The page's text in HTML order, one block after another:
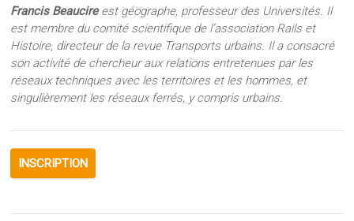
Francis Beaucireest géographe, professeur des Universités. Il
est membre du comité scientifique de l’association Rails et
Histoire, directeur de la revue Transports urbains. Il a consacré
son activité de chercheur aux relations entretenues par les
réseaux techniques avec les territoires et les hommes, et
singulièrement les réseaux ferrés, y compris urbains.
INSCRIPTION